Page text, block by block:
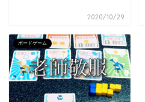
2020/10/29
ボードゲーム